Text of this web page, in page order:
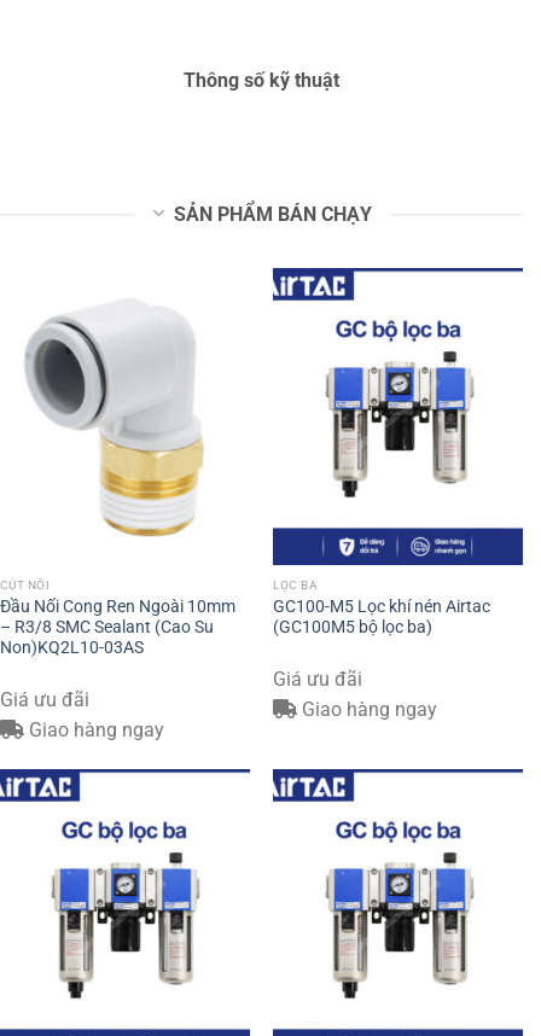
Thông số kỹ thuật
SẢN PHẨM BÁN CHẠY
CÚT NỐI
Đầu Nối Cong Ren Ngoài 10mm
– R3/8 SMC Sealant (Cao Su
Non)KQ2L10-03AS
Giá ưu đãi
Giao hàng ngay
LỌC BA
GC100-M5 Lọc khí nén Airtac
(GC100M5 bộ lọc ba)
Giá ưu đãi
Giao hàng ngay